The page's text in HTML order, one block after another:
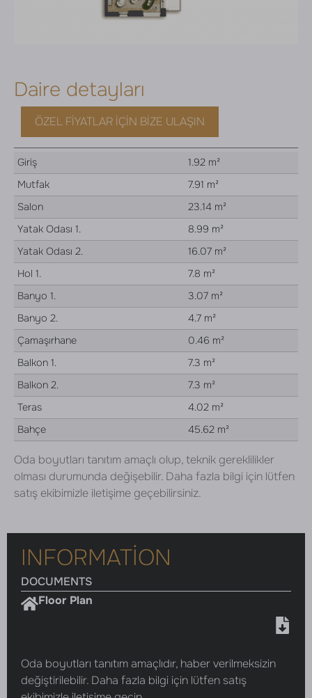
Daire detayları
ÖZEL FIYATLAR İÇIN BIZE ULAŞIN
Giriş
1.92 m²
Mutfak
7.91 m²
Salon
23.14 m²
Yatak Odası 1.
8.99 m²
Yatak Odası 2.
16.07 m²
Hol 1.
7.8 m²
Banyo 1.
3.07 m²
Banyo 2.
4.7 m²
Çamaşırhane
0.46 m²
Balkon 1.
7.3 m²
Balkon 2.
7.3 m²
Teras
4.02 m²
Bahçe
45.62 m²
Oda boyutları tanıtım amaçlı olup, teknik gereklilikler
olması durumunda değişebilir. Daha fazla bilgi için lütfen
satış ekibimizle iletişime geçebilirsiniz.
INFORMATION
DOCUMENTS
Floor Plan
Oda boyutları tanıtım amaçlıdır, haber verilmeksizin
değiştirilebilir. Daha fazla bilgi için lütfen satış